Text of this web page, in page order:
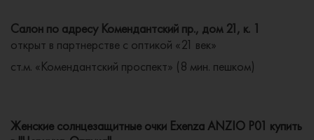
Салон по адресу Комендантский пр., дом 21, к. 1
открыт в партнерстве с оптикой «21 век»
ст.м. «Комендантский проспект» (8 мин. пешком)
Женские солнцезащитные очки Exenza ANZIO P01 купить